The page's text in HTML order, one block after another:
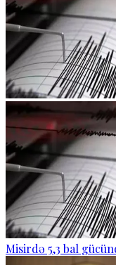
Misirdə 5,3 bal